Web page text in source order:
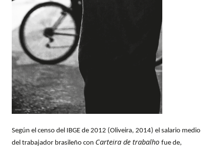
Según el censo del IBGE de 2012 (Oliveira, 2014) el salario medio
del trabajador brasileño con Carteira de trabalho fue de,